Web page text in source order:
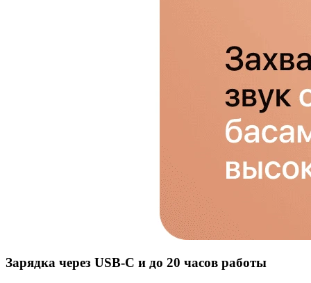
Зарядка через USB-C и до 20 часов работы